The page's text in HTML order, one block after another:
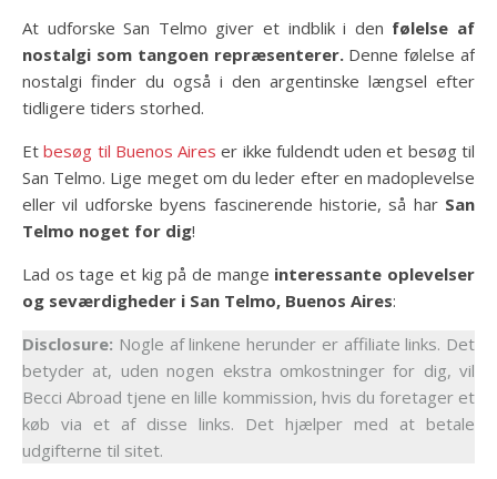
At udforske San Telmo giver et indblik i den følelse af
nostalgi som tangoen repræsenterer. Denne følelse af
nostalgi finder du også i den argentinske længsel efter
tidligere tiders storhed.
Etbesøg til Buenos Aires er ikke fuldendt uden et besøg til
San Telmo. Lige meget om du leder efter en madoplevelse
eller vil udforske byens fascinerende historie, så har San
Telmo noget for dig!
Lad os tage et kig på de mange interessante oplevelser
og seværdigheder i San Telmo, Buenos Aires:
Disclosure: Nogle af linkene herunder er affiliate links. Det
betyder at, uden nogen ekstra omkostninger for dig, vil
Becci Abroad tjene en lille kommission, hvis du foretager et
køb via et af disse links. Det hjælper med at betale
udgifterne til sitet.